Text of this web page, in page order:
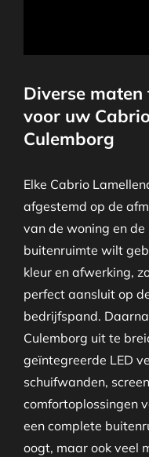
Diverse
voor uw
Culemborg
Elke Cabrio
afgestemd op de
van de woning en
buitenruimte wilt
kleur en afwerking,
perfect aansluit op
bedrijfspand.
Culemborg uit te
geïntegreerde LED
schuifwanden,
comfortoplossingen
een complete
oogt, maar ook veel